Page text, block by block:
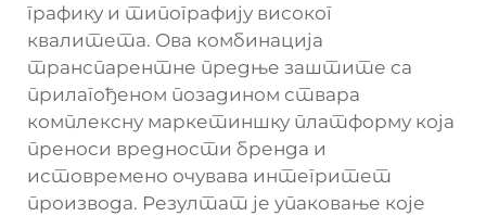
графику и типографију високог
квалитета. Ова комбинација
транспарентне предње заштите са
прилагођеном позадином ствара
комплексну маркетиншку платформу која
преноси вредности бренда и
истовремено очувава интегритет
производа. Резултат је упаковање које